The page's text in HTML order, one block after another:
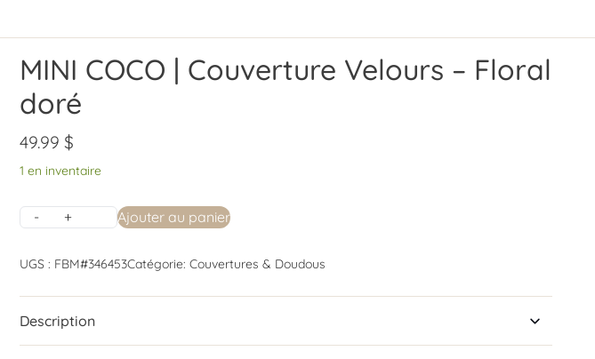
MINI COCO | Couverture Velours – Floral
doré
49.99 $
1 en inventaire
Ajouter au panier
UGS : FBM#346453Catégorie: Couvertures & Doudous
Description